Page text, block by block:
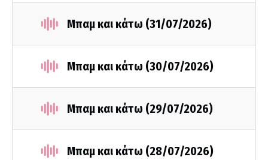
Μπαμ και κάτω (31/07/2026)
Μπαμ και κάτω (30/07/2026)
Μπαμ και κάτω (29/07/2026)
Μπαμ και κάτω (28/07/2026)